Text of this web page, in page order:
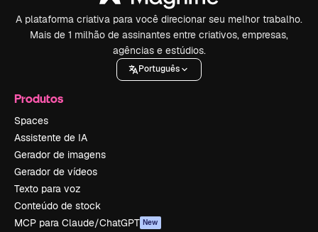
A plataforma criativa para você direcionar seu melhor trabalho.
Mais de 1 milhão de assinantes entre criativos, empresas,
agências e estúdios.
Português
Produtos
Spaces
Assistente de IA
Gerador de imagens
Gerador de vídeos
Texto para voz
Conteúdo de stock
MCP para Claude/ChatGPT New